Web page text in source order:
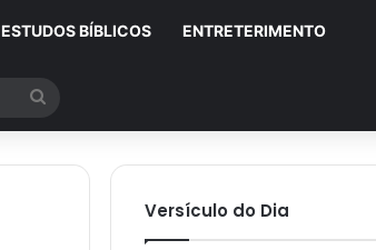
ESTUDOS BÍBLICOS ENTRETERIMENTO
por
Versículo do Dia